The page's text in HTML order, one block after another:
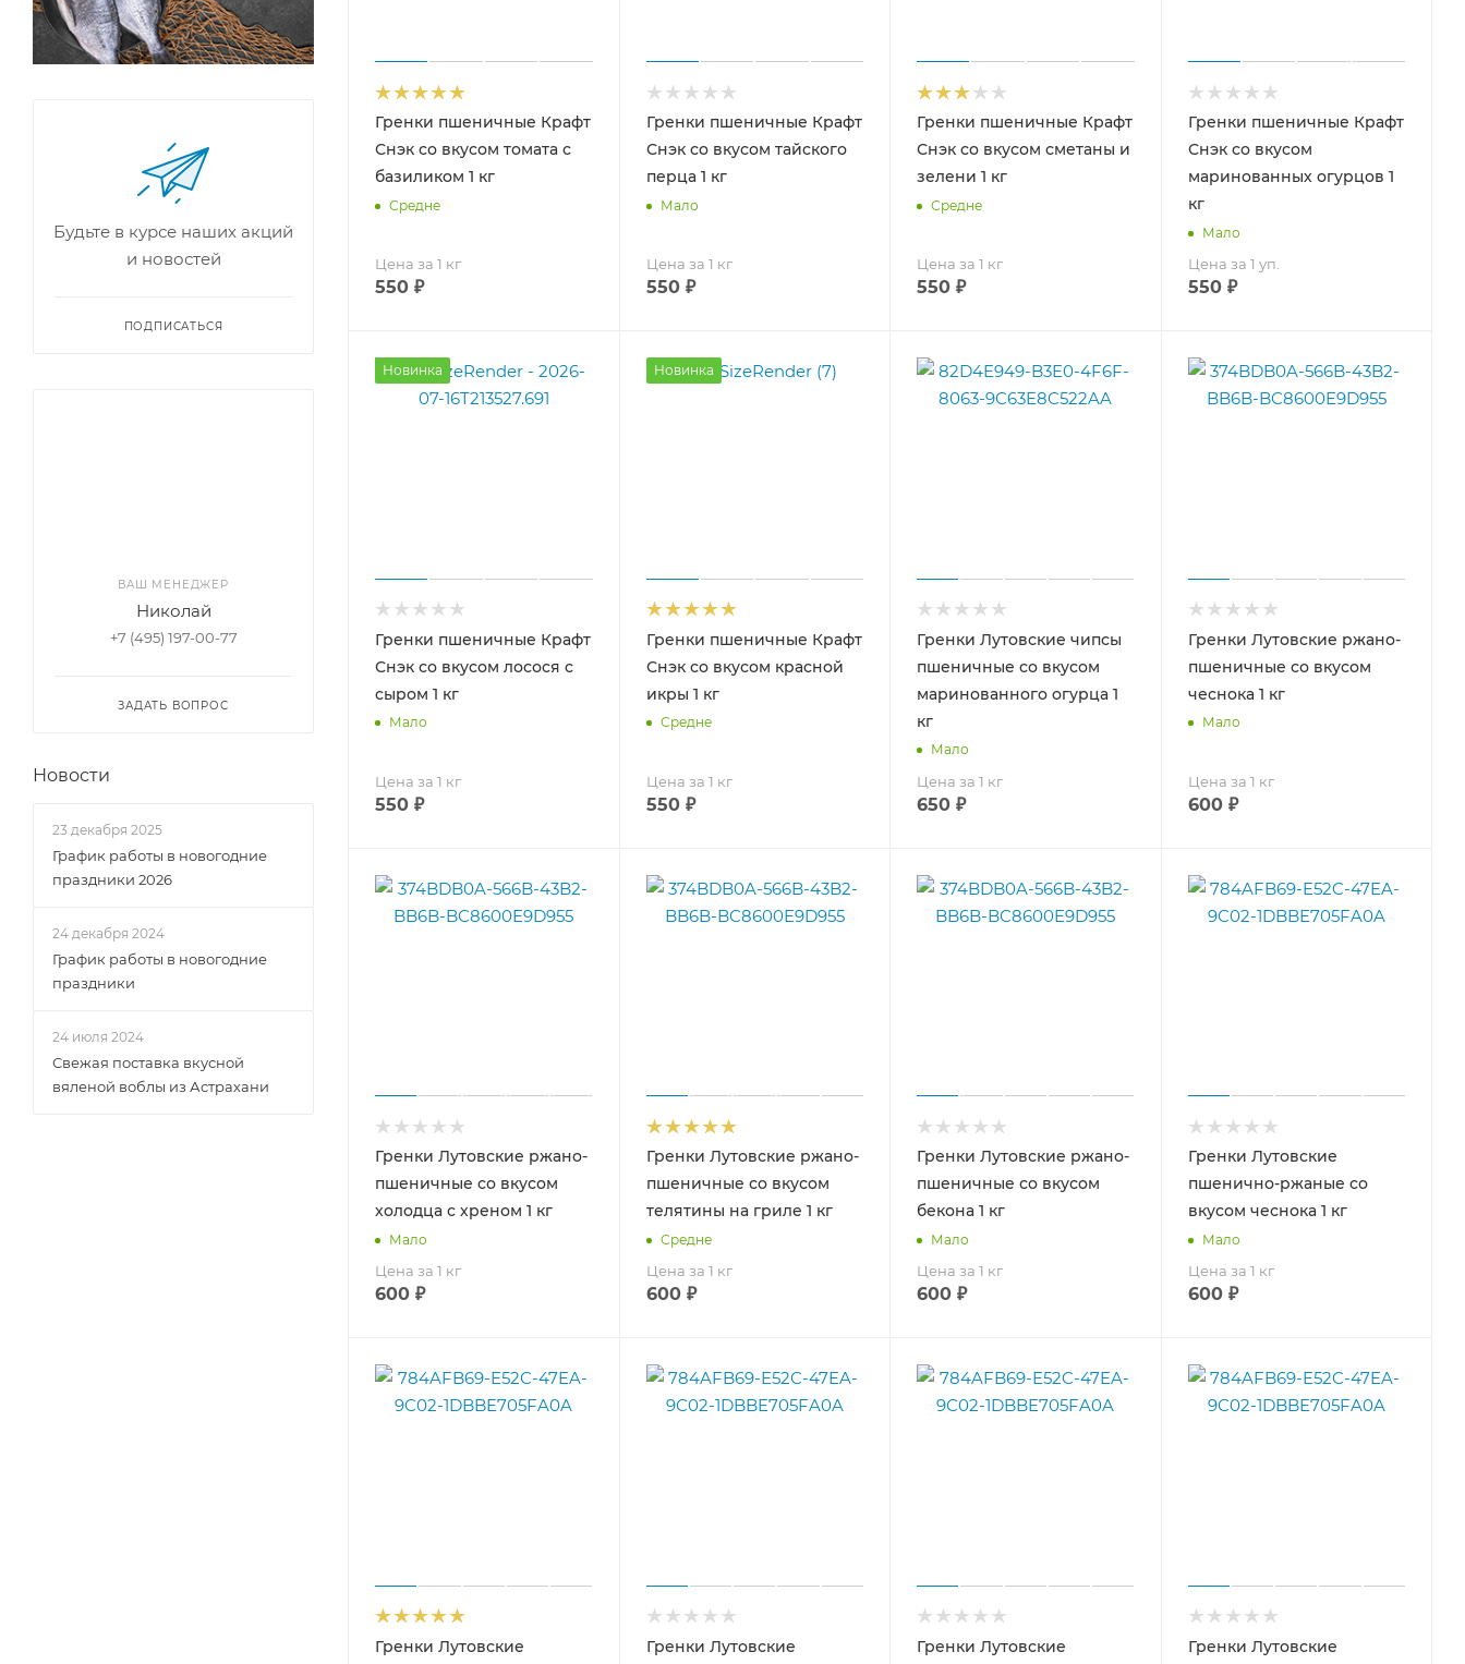
Гренки пшеничные Крафт
Снэк со вкусом томата с
базиликом 1 кг
Средне
Цена за 1 кг
550 ₽
Гренки пшеничные Крафт
Снэк со вкусом тайского
перца 1 кг
Мало
Цена за 1 кг
550₽
Гренки пшеничные Крафт
Снэк со вкусом сметаны и
зелени 1 кг
Средне
Цена за 1 кг
550 ₽
Гренки пшеничные Крафт
Снэк со вкусом
маринованных огурцов 1
кг
Мало
Цена за 1 уп.
550₽
Новинка
Гренки пшеничные Крафт
Снэк со вкусом лосося с
сыром 1 кг
Мало
Цена за 1 кг
550 ₽
Новинка
Гренки пшеничные Крафт
Снэк со вкусом красной
икры 1 кг
Средне
Цена за 1 кг
550₽
Гренки Лутовские чипсы
пшеничные со вкусом
маринованного огурца 1
кг
Мало
Цена за 1 кг
650 ₽
Гренки Лутовские ржано-
пшеничные со вкусом
чеснока 1 кг
Мало
Цена за 1 кг
600₽
Гренки Лутовские ржано-
пшеничные со вкусом
холодца с хреном 1 кг
Мало
Цена за 1 кг
600 ₽
Гренки Лутовские ржано-
пшеничные со вкусом
телятины на гриле 1 кг
Средне
Цена за 1 кг
600₽
Гренки Лутовские ржано-
пшеничные со вкусом
бекона 1 кг
Мало
Цена за 1 кг
600 ₽
Гренки Лутовские
пшенично-ржаные со
вкусом чеснока 1 кг
Мало
Цена за 1 кг
600₽
Гренки Лутовские
Гренки Лутовские
Гренки Лутовские
Гренки Лутовские
Будьте в курсе наших акций
и новостей
ПОДПИСАТЬСЯ
ВАШ МЕНЕДЖЕР
Николай
+7 (495) 197-00-77
ЗАДАТЬ ВОПРОС
Новости
23 декабря 2025
График работы в новогодние
праздники 2026
24 декабря 2024
График работы в новогодние
праздники
24 июля 2024
Свежая поставка вкусной
вяленой воблы из Астрахани